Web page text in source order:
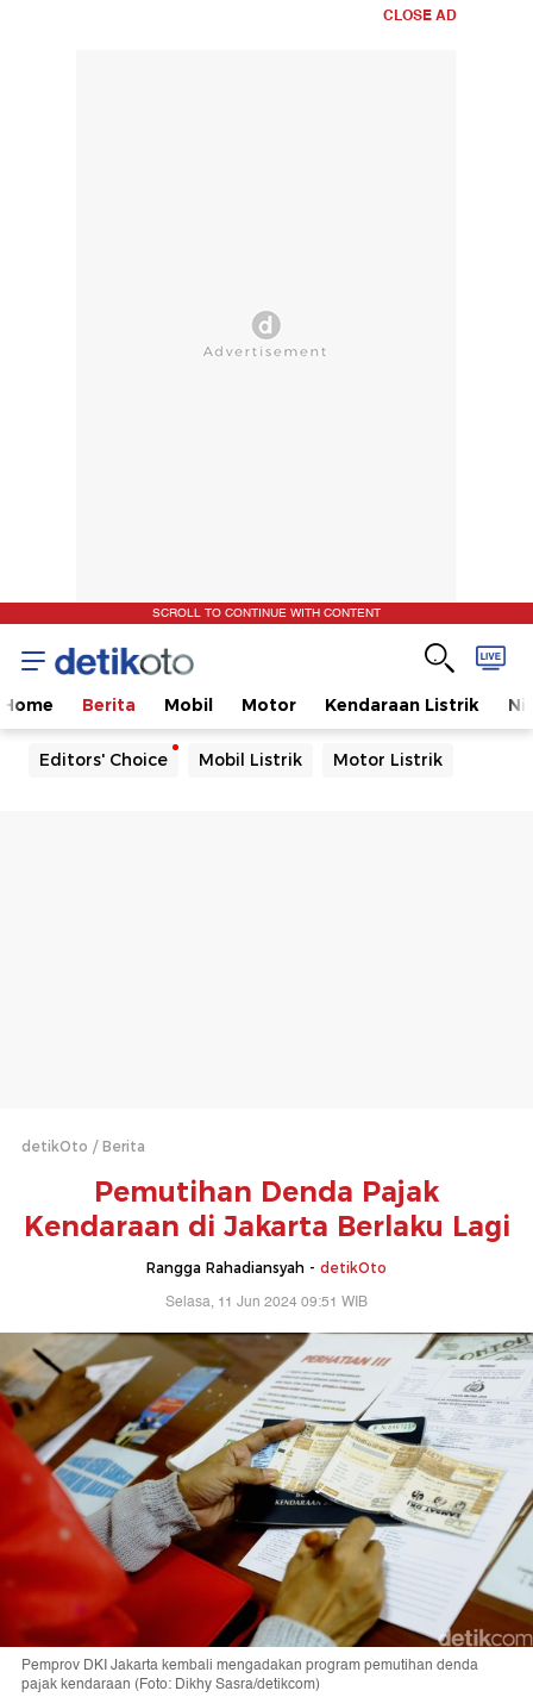
CLOSE AD
SCROLL TO CONTINUE WITH CONTENT
Home Berita Mobil Motor Kendaraan Listrik
Editors' Choice Mobil Listrik Motor Listrik
detikOto Berita
Pemutihan Denda Pajak
Kendaraan di Jakarta Berlaku Lagi
Rangga Rahadiansyah - detikOto
Selasa, 11 Jun 2024 09:51 WIB
Pemprov DKI Jakarta kembali mengadakan program pemutihan denda
pajak kendaraan (Foto: Dikhy Sasra/detikcom)